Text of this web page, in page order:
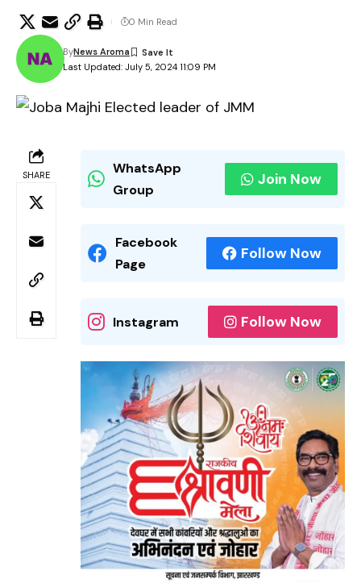
Last Updated: July 5, 2024 11:09 PM
ByNews Aroma
0 Min Read
SHARE
WhatsApp
Group
Join Now
Facebook
Page
Follow Now
Instagram Follow Now